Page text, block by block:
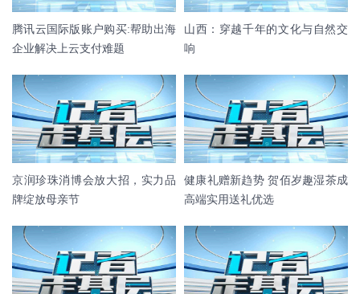
腾讯云国际版账户购买:帮助出海
企业解决上云支付难题
山西：穿越千年的文化与自然交
响
京润珍珠消博会放大招，实力品
牌绽放母亲节
健康礼赠新趋势 贺佰岁趣湿茶成
高端实用送礼优选